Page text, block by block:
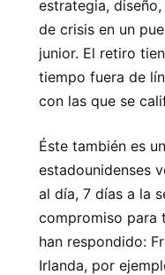
estrategia,
de crisis en un
junior. El retiro
tiempo fuera de
con las que se
Éste también es
estadounidenses
al día, 7 días a la
compromiso para
han respondido:
Irlanda, por